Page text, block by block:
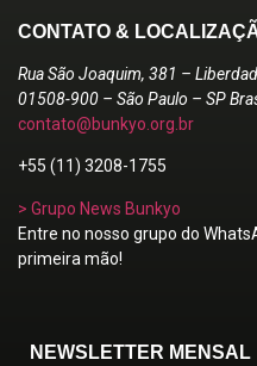
CONTATO &
Rua São Joaquim, 381 –
01508-900 – São Paulo – SP
contato@bunkyo.org.br
+55 (11) 3208-1755
> Grupo News Bunkyo
Entre no nosso grupo do
primeira mão!
NEWSLETTER MENSAL